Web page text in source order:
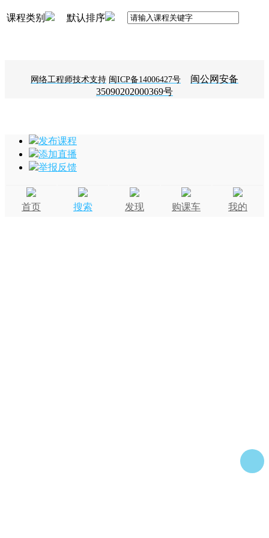
课程类别 默认排序
网络工程师技术支持 闽ICP备14006427号
闽公网安备
35090202000369号
发布课程
添加直播
举报反馈
首页 搜索 发现 购课车 我的